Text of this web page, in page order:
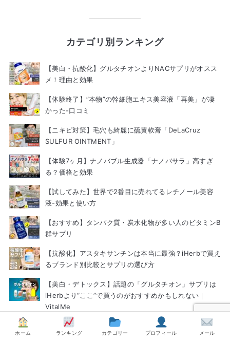
カテゴリ別ランキング
【美白・抗酸化】グルタチオンよりNACサプリがオスス
メ！理由と効果
【体験終了】”本物”の幹細胞エキス美容液「再美」が凄
かった-口コミ
【ニキビ対策】毛穴も綺麗に硫黄軟膏「DeLaCruz
SULFUR OINTMENT」
【体験7ヶ月】ナノバブル生成器「ナノバサラ」高すぎ
る？価格と効果
【試してみた】世界で2番目に売れてるレチノール美容
液-効果と使い方
【おすすめ】タンパク質・炭水化物が多い人のビタミンB
群サプリ
【抗酸化】アスタキサンチンは本当に最強？iHerbで買え
るブランド別比較とサプリの選び方
【美白・デトックス】話題の「グルタチオン」サプリは
iHerbより“ここ”で買うのがおすすめかもしれない｜
VitalMe
【ゼオスキンは危ない？】失敗しないための使い方と効
果と通販の値段
ホーム ランキング カテゴリー プロフィール メール